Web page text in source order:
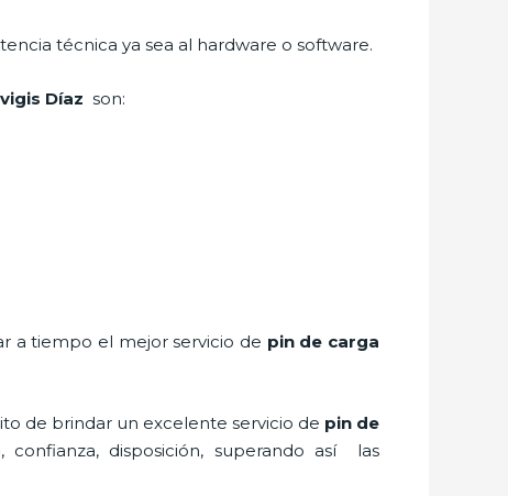
técnica ya sea al hardware o software.
Díaz son:
a tiempo el mejor servicio de pin de carga
de brindar un excelente servicio de pin de
disposición, superando así las